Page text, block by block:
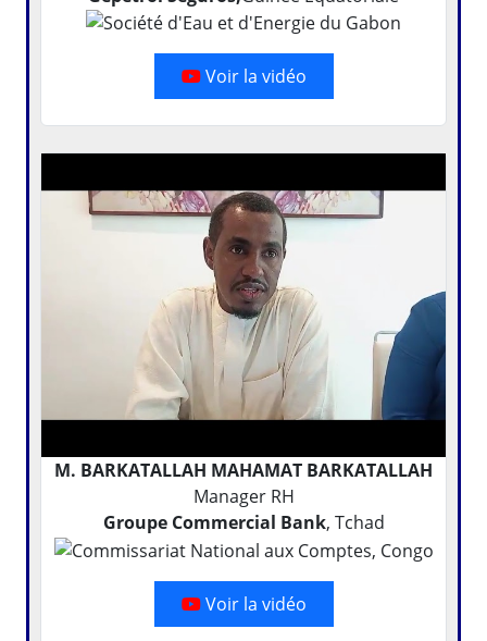
Voir la vidéo
M. BARKATALLAH MAHAMAT BARKATALLAH
Manager RH
Groupe Commercial Bank, Tchad
Voir la vidéo